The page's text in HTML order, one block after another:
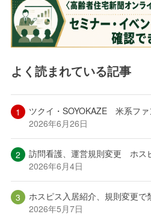
よく読まれている記事
ツクイ・SOYOKAZE 米系フ
2026年6月26日
訪問看護、運営規則変更 ホス
2026年6月4日
ホスピス入居紹介、規則変更
2026年5月7日